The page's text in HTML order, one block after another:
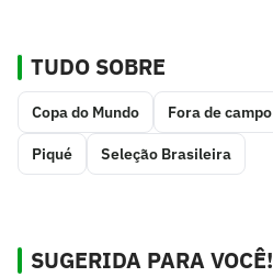
TUDO SOBRE
Copa do Mundo Fora de campo
Piqué Seleção Brasileira
SUGERIDA PARA VOCÊ!